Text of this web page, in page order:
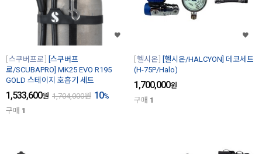
스쿠버프로
[스쿠버프
로/SCUBAPRO] MK25 EVO R195
GOLD 스테이지 호흡기 세트
1,533,600원 1,704,000원 10%
구매 1
헬시온
[헬시온/HALCYON] 데코세트
(H-75P/Halo)
1,700,000원
구매 1